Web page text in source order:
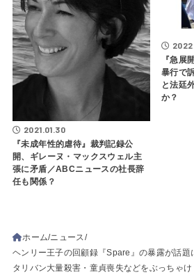
2021.01.30
『未成年性的虐待』裁判記録公
開、ギレーヌ・マックスウェル主
張に矛盾／ABCニュースの社長辞
任も関係？
『急展
暴行で
と法廷
か？
ホーム ニュース
ヘンリー王子の回顧録『Spare』の暴露が話
タリバン大量殺害・童貞喪失などをぶっちゃけ